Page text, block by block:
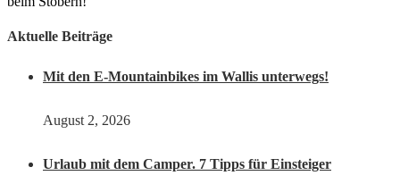
Aktuelle Beiträge
Mit den E-Mountainbikes im Wallis unterwegs!
August 2, 2026
Urlaub mit dem Camper. 7 Tipps für Einsteiger